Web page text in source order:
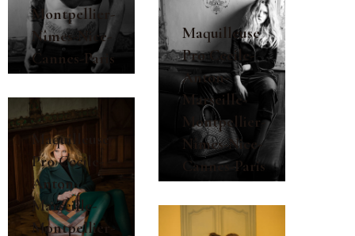
Montpellier-
Nîmes-Nice-
Cannes-Paris
Maquilleuse
Pro Cecile-
Anton-
Marseille-
Montpellier-
Nîmes-Nice-
Cannes-Paris
Maquilleuse
Pro Cecile-
Anton-
Marseille-
Montpellier-